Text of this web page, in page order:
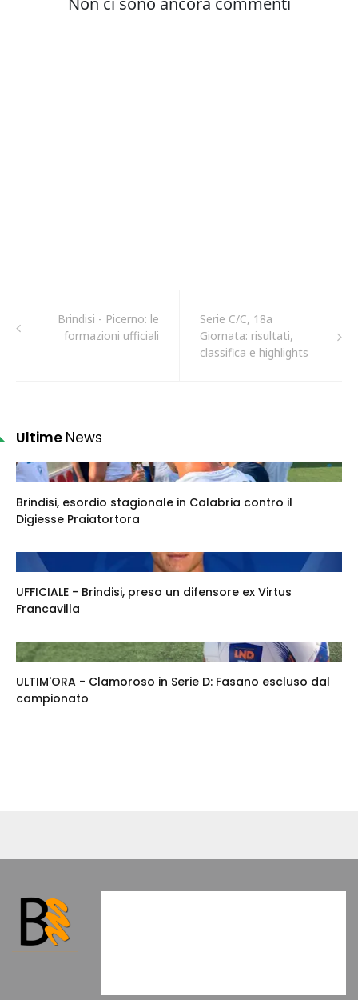
Brindisi - Picerno: le
formazioni ufficiali
Serie C/C, 18a
Giornata: risultati,
classifica e highlights
Ultime News
Brindisi, esordio stagionale in Calabria contro il
Digiesse Praiatortora
UFFICIALE - Brindisi, preso un difensore ex Virtus
Francavilla
ULTIM'ORA - Clamoroso in Serie D: Fasano escluso dal
campionato